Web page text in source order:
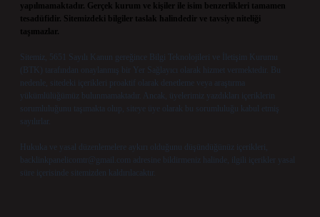
yapılmamaktadır. Gerçek kurum ve kişiler ile isim benzerlikleri tamamen
tesadüfidir. Sitemizdeki bilgiler taslak halindedir ve tavsiye niteliği
taşımazlar.
Sitemiz, 5651 Sayılı Kanun gereğince Bilgi Teknolojileri ve İletişim Kurumu
(BTK) tarafından onaylanmış bir Yer Sağlayıcı olarak hizmet vermektedir. Bu
nedenle, sitedeki içerikleri proaktif olarak denetleme veya araştırma
yükümlülüğümüz bulunmamaktadır. Ancak, üyelerimiz yazdıkları içeriklerin
sorumluluğunu taşımakta olup, siteye üye olarak bu sorumluluğu kabul etmiş
sayılırlar.
Hukuka ve yasal düzenlemelere aykırı olduğunu düşündüğünüz içerikleri,
backlinkpanelicomtr@gmail.com adresine bildirmeniz halinde, ilgili içerikler yasal
süre içerisinde sitemizden kaldırılacaktır.